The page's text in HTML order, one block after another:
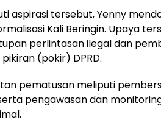
aspirasi tersebut, Yenny
Kali Beringin. Upaya
perlintasan ilegal dan
(pokir) DPRD.
pematusan meliputi
pengawasan dan